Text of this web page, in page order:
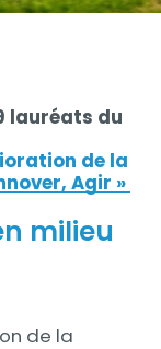
lauréats du
de la
Agir »
milieu
de la